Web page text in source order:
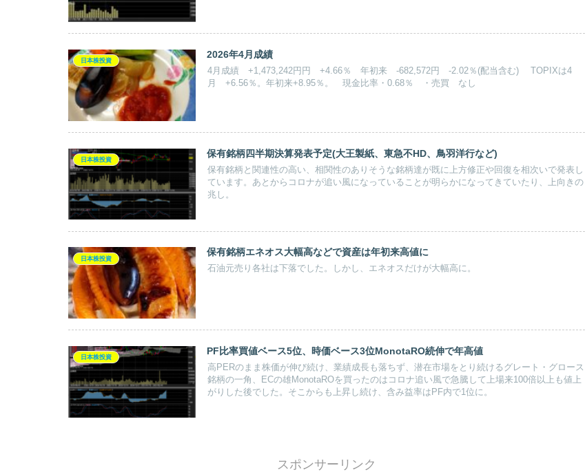
日本株投資
2026年4月成績
4月成績 +1,473,242円円 +4.66％ 年初来 ‐682,572円 -2.02％(配当含む) TOPIXは4
月 +6.56％。年初来+8.95％。 現金比率・0.68％ ・売買 なし
日本株投資
保有銘柄四半期決算発表予定(大王製紙、東急不HD、鳥羽洋行など)
保有銘柄と関連性の高い、相関性のありそうな銘柄達が既に上方修正や回復を相次いで発表し
ています。あとからコロナが追い風になっていることが明らかになってきていたり、上向きの
兆し。
日本株投資
保有銘柄エネオス大幅高などで資産は年初来高値に
石油元売り各社は下落でした。しかし、エネオスだけが大幅高に。
日本株投資
PF比率買値ベース5位、時価ベース3位MonotaRO続伸で年高値
高PERのまま株価が伸び続け、業績成長も落ちず、潜在市場をとり続けるグレート・グロース
銘柄の一角、ECの雄MonotaROを買ったのはコロナ追い風で急騰して上場来100倍以上も値上
がりした後でした。そこからも上昇し続け、含み益率はPF内で1位に。
スポンサーリンク